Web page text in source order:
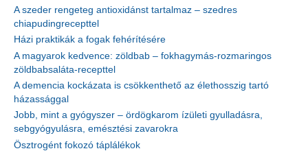
A szeder rengeteg antioxidánst tartalmaz – szedres
chiapudingrecepttel
Házi praktikák a fogak fehérítésére
A magyarok kedvence: zöldbab – fokhagymás-rozmaringos
zöldbabsaláta-recepttel
A demencia kockázata is csökkenthető az élethosszig tartó
házassággal
Jobb, mint a gyógyszer – ördögkarom ízületi gyulladásra,
sebgyógyulásra, emésztési zavarokra
Ösztrogént fokozó táplálékok